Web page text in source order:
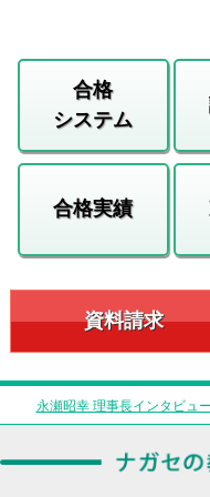
合格
システム
合格実績
資料請求
永瀬昭幸 理事長インタビュー